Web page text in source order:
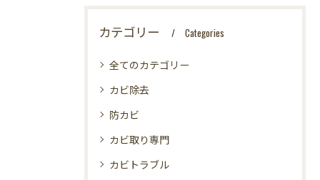
カテゴリー Categories
全てのカテゴリー
カビ除去
防カビ
カビ取り専門
カビトラブル